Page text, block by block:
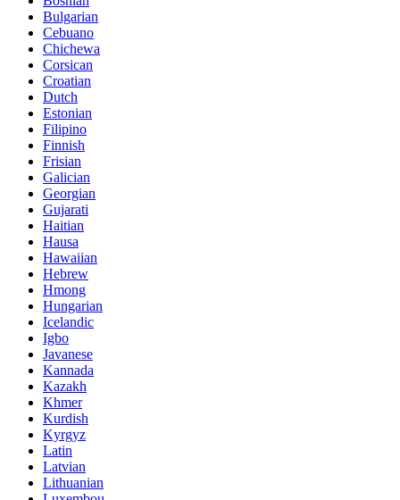
Bulgarian
Cebuano
Chichewa
Corsican
Croatian
Dutch
Estonian
Filipino
Finnish
Frisian
Galician
Georgian
Gujarati
Haitian
Hausa
Hawaiian
Hebrew
Hmong
Hungarian
Icelandic
Igbo
Javanese
Kannada
Kazakh
Khmer
Kurdish
Kyrgyz
Latin
Latvian
Lithuanian